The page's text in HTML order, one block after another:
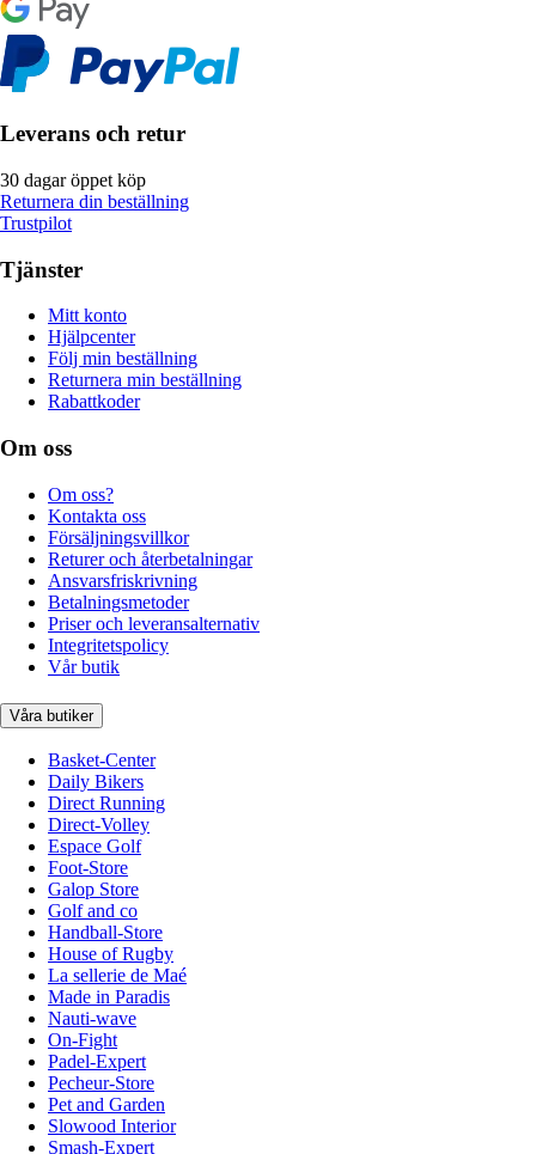
Leverans och retur
30 dagar öppet köp
Returnera din beställning
Trustpilot
Tjänster
Mitt konto
Hjälpcenter
Följ min beställning
Returnera min beställning
Rabattkoder
Om oss
Om oss?
Kontakta oss
Försäljningsvillkor
Returer och återbetalningar
Ansvarsfriskrivning
Betalningsmetoder
Priser och leveransalternativ
Integritetspolicy
Vår butik
Våra butiker
Basket-Center
Daily Bikers
Direct Running
Direct-Volley
Espace Golf
Foot-Store
Galop Store
Golf and co
Handball-Store
House of Rugby
La sellerie de Maé
Made in Paradis
Nauti-wave
On-Fight
Padel-Expert
Pecheur-Store
Pet and Garden
Slowood Interior
Smash-Expert